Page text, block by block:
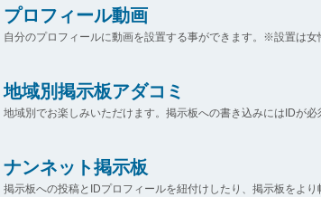
プロフィール動画
自分のプロフィールに動画を設置する事ができます。※設置は女
地域別掲示板アダコミ
地域別でお楽しみいただけます。掲示板への書き込みにはIDが必
ナンネット掲示板
掲示板への投稿とIDプロフィールを紐付けしたり、掲示板をより